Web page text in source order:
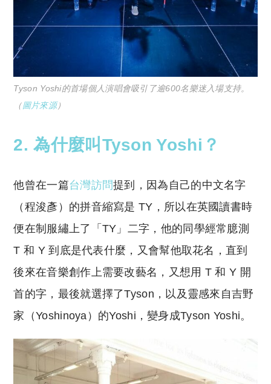
Tyson Yoshi的首場個人演唱會吸引了逾600名樂迷入場支持。
（圖片來源）
2. 為什麼叫Tyson Yoshi？
他曾在一篇台灣訪問提到，因為自己的中文名字
（程浚彥）的拼音縮寫是 TY，所以在英國讀書時
便在制服繡上了「TY」二字，他的同學經常臆測
T 和 Y 到底是代表什麼，又會幫他取花名，直到
後來在音樂創作上需要改藝名，又想用 T 和 Y 開
首的字，最後就選擇了Tyson，以及靈感來自吉野
家（Yoshinoya）的Yoshi，變身成Tyson Yoshi。